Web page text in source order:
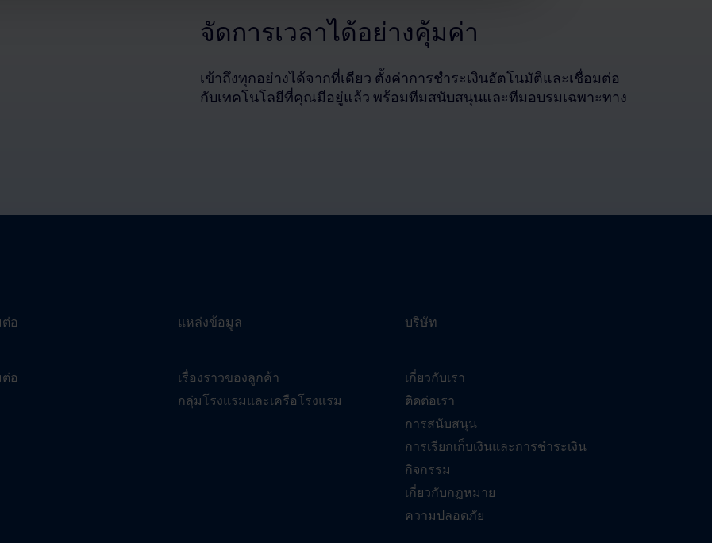
จัดการเวลาได้อย่างคุ้มค่า
เข้าถึงทุกอย่างได้จากที่เดียว ตั้งค่าการชำระเงินอัตโนมัติและเชื่อมต่อ
กับเทคโนโลยีที่คุณมีอยู่แล้ว พร้อมทีมสนับสนุนและทีมอบรมเฉพาะทาง
อ
อ
แหล่งข้อมูล
เรื่องราวของลูกค้า
กลุ่มโรงแรมและเครือโรงแรม
บริษัท
เกี่ยวกับเรา
ติดต่อเรา
การสนับสนุน
การเรียกเก็บเงินและการชำระเงิน
กิจกรรม
เกี่ยวกับกฎหมาย
ความปลอดภัย